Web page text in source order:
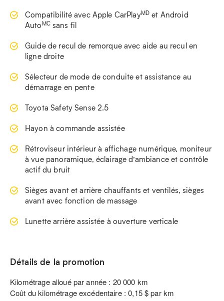
Compatibilité avec Apple CarPlayMD et Android
Auto MCsans fil
Guide de recul de remorque avec aide au recul en
ligne droite
Sélecteur de mode de conduite et assistance au
démarrage en pente
Toyota Safety Sense 2.5
Hayon à commande assistée
Rétroviseur intérieur à affichage numérique, moniteur
à vue panoramique, éclairage d’ambiance et contrôle
actif du bruit
Sièges avant et arrière chauffants et ventilés, sièges
avant avec fonction de massage
Lunette arrière assistée à ouverture verticale
Détails de la promotion
Kilométrage alloué par année : 20 000 km
Coût du kilométrage excédentaire : 0,15 $ par km